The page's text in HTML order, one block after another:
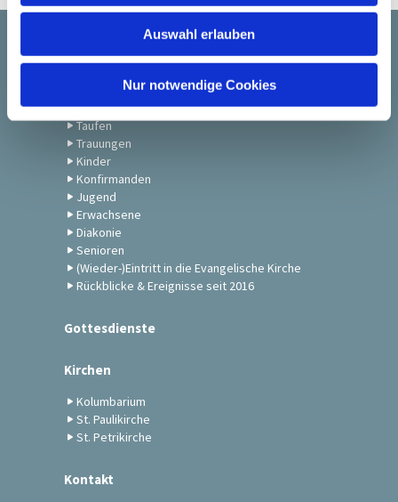
Auswahl erlauben
Nur notwendige Cookies
Startseite
Gemeindeleben
Taufen
Trauungen
Kinder
Konfirmanden
Jugend
Erwachsene
Diakonie
Senioren
(Wieder-)Eintritt in die Evangelische Kirche
Rückblicke & Ereignisse seit 2016
Gottesdienste
Kirchen
Kolumbarium
St. Paulikirche
St. Petrikirche
Kontakt